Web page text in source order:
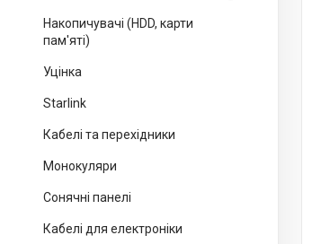
Накопичувачі (HDD, карти
пам'яті)
Уцінка
Starlink
Кабелі та перехідники
Монокуляри
Сонячні панелі
Кабелі для електроніки